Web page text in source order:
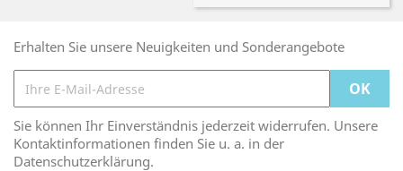
Erhalten Sie unsere Neuigkeiten und Sonderangebote
Sie können Ihr Einverständnis jederzeit widerrufen. Unsere
Kontaktinformationen finden Sie u. a. in der
Datenschutzerklärung.